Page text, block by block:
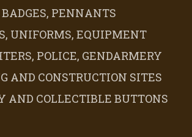
PENNANTS
UNIFORMS, EQUIPMENT
POLICE, GENDARMERY
AND CONSTRUCTION SITES
AND COLLECTIBLE BUTTONS